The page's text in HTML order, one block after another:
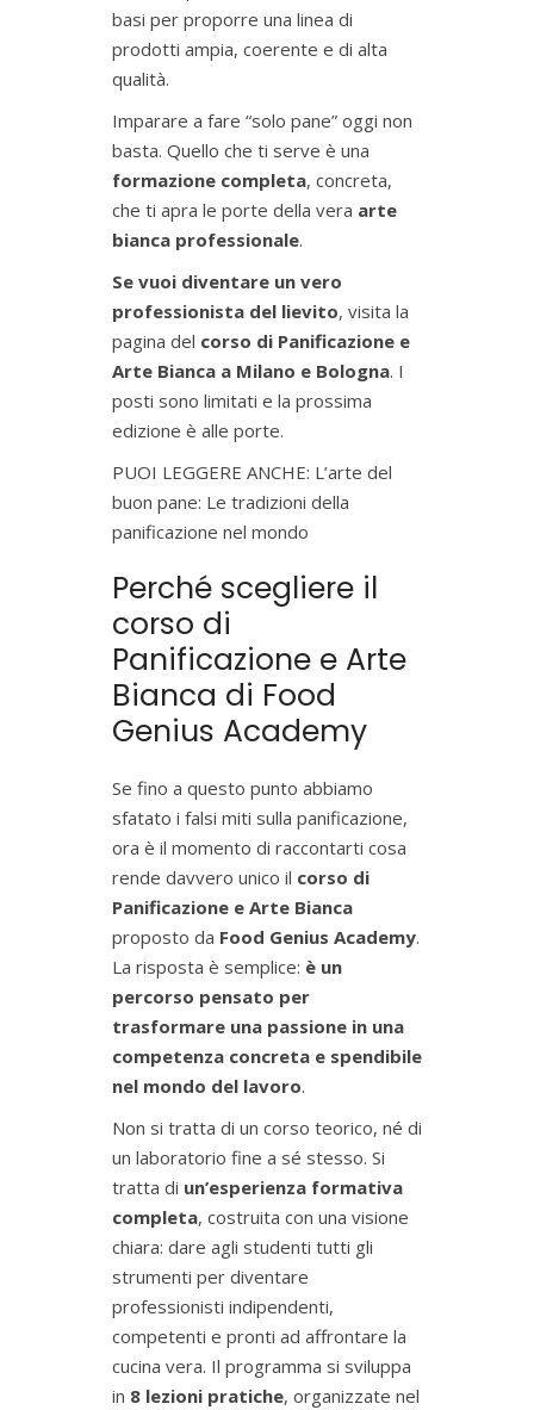
basi per proporre una linea di
prodotti ampia, coerente e di alta
qualità.
Imparare a fare “solo pane” oggi non
basta. Quello che ti serve è una
formazione completa, concreta,
che ti apra le porte della vera arte
bianca professionale.
Se vuoi diventare un vero
professionista del lievito, visita la
pagina del corso di Panificazione e
Arte Bianca a Milano e Bologna. I
posti sono limitati e la prossima
edizione è alle porte.
PUOI LEGGERE ANCHE: L’arte del
buon pane: Le tradizioni della
panificazione nel mondo
Perché scegliere il
corso di
Panificazione e Arte
Bianca di Food
Genius Academy
Se fino a questo punto abbiamo
sfatato i falsi miti sulla panificazione,
ora è il momento di raccontarti cosa
rende davvero unico il corso di
Panificazione e Arte Bianca
proposto da Food Genius Academy.
La risposta è semplice: è un
percorso pensato per
trasformare una passione in una
competenza concreta e spendibile
nel mondo del lavoro.
Non si tratta di un corso teorico, né di
un laboratorio fine a sé stesso. Si
tratta di un’esperienza formativa
completa, costruita con una visione
chiara: dare agli studenti tutti gli
strumenti per diventare
professionisti indipendenti,
competenti e pronti ad affrontare la
cucina vera. Il programma si sviluppa
in 8 lezioni pratiche, organizzate nel